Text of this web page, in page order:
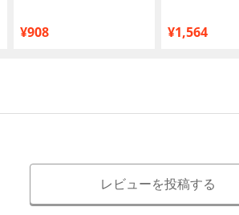
¥908 ¥1,564
レビューを投稿する